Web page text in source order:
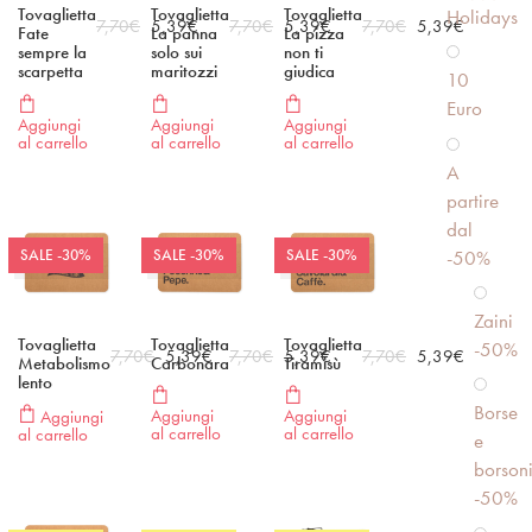
Tovaglietta
Fate
sempre la
scarpetta
Aggiungi
al carrello
7,70€ 5,39€
Tovaglietta
La panna
solo sui
maritozzi
Aggiungi
al carrello
7,70€ 5,39€
Tovaglietta
La pizza
non ti
giudica
Aggiungi
al carrello
7,70€ 5,39€
SALE -30%
Tovaglietta
Metabolismo
lento
Aggiungi
al carrello
7,70€ 5,39€
SALE -30%
Tovaglietta
Carbonara
Aggiungi
al carrello
7,70€ 5,39€
SALE -30%
Tovaglietta
Tiramisù
Aggiungi
al carrello
7,70€ 5,39€
Holidays
10
Euro
A
partire
dal
-50%
Zaini
-50%
Borse
e
borsoni
-50%